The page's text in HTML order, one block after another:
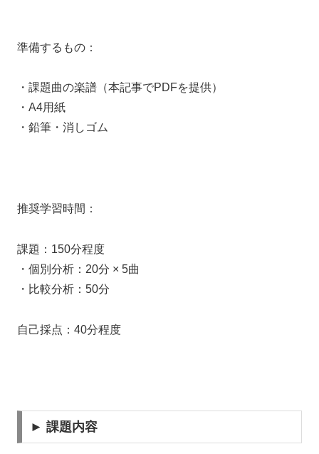
準備するもの：
・課題曲の楽譜（本記事でPDFを提供）
・A4用紙
・鉛筆・消しゴム
推奨学習時間：
課題：150分程度
・個別分析：20分 × 5曲
・比較分析：50分
自己採点：40分程度
► 課題内容